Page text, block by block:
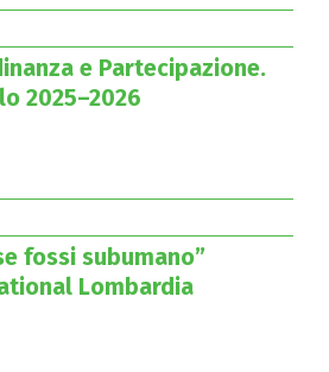
e Partecipazione.
2025–2026
fossi subumano”
Lombardia